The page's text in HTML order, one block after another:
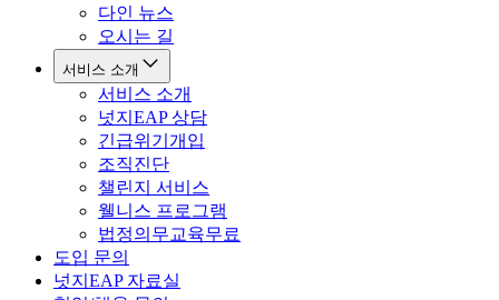
다인 뉴스
오시는 길
서비스 소개
서비스 소개
넛지EAP 상담
긴급위기개입
조직진단
챌린지 서비스
웰니스 프로그램
법정의무교육무료
도입 문의
넛지EAP 자료실